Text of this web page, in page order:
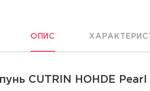
ОПИС
CUTRIN HOHDE Pearl